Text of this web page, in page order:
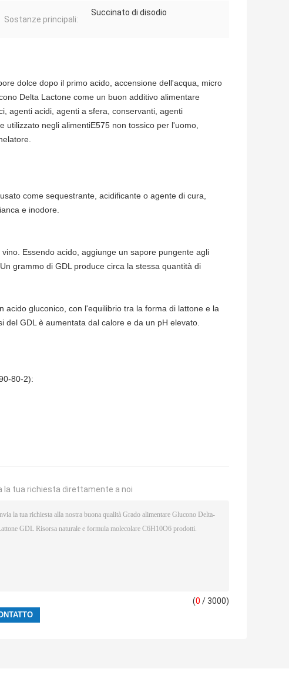
Sostanze principali:
Succinato di disodio
dolce dopo il primo acido, accensione dell'acqua, micro
Delta Lactone come un buon additivo alimentare
agenti acidi, agenti a sfera, conservanti, agenti
utilizzato negli alimentiE575 non tossico per l'uomo,
come sequestrante, acidificante o agente di cura,
e inodore.
Essendo acido, aggiunge un sapore pungente agli
grammo di GDL produce circa la stessa quantità di
acido gluconico, con l'equilibrio tra la forma di lattone e la
del GDL è aumentata dal calore e da un pH elevato.
80-2):
la tua richiesta direttamente a noi
(0 / 3000)